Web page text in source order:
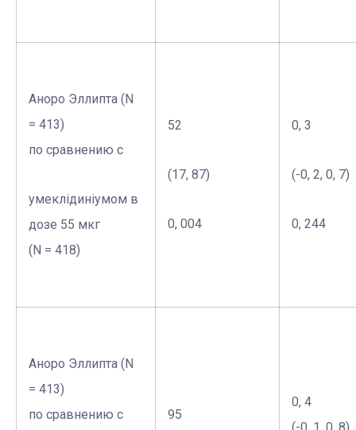
Аноро Эллипта (N
= 413)
по сравнению с
умеклідиніумом в
дозе 55 мкг
(N = 418)
52
(17, 87)
0, 004
0, 3
(-0, 2, 0, 7)
0, 244
Аноро Эллипта (N
= 413)
по сравнению с
95
0, 4